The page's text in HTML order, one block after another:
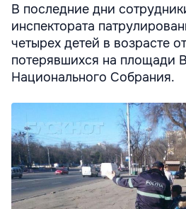
В последние дни
инспектората
четырех детей в возрасте
потерявшихся на площади
Национального Собрания.